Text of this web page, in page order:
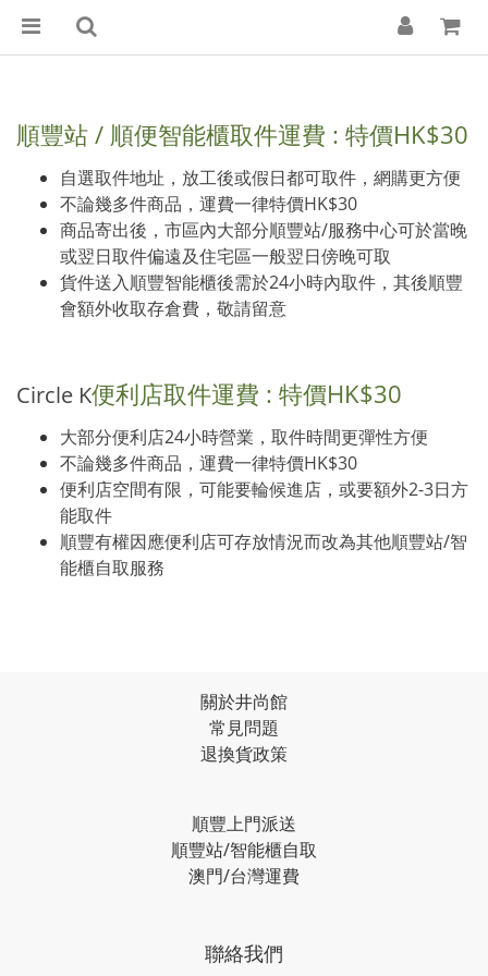
順豐站 / 順便智能櫃取件運費 : 特價HK$30
自選取件地址，放工後或假日都可取件，網購更方便
不論幾多件商品，運費一律特價HK$30
商品寄出後，市區內大部分順豐站/服務中心可於當晚
或翌日取件偏遠及住宅區一般翌日傍晚可取
貨件送入順豐智能櫃後需於24小時內取件，其後順豐
會額外收取存倉費，敬請留意
Circle K便利店取件運費 : 特價HK$30
大部分便利店24小時營業，取件時間更彈性方便
不論幾多件商品，運費一律特價HK$30
便利店空間有限，可能要輪候進店，或要額外2-3日方
能取件
順豐有權因應便利店可存放情況而改為其他順豐站/智
能櫃自取服務
關於井尚館
常見問題
退換貨政策
順豐上門派送
順豐站/智能櫃自取
澳門/台灣運費
聯絡我們